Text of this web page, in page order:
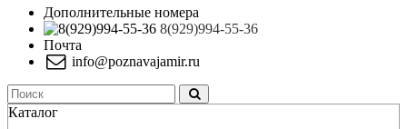
Дополнительные номера
8(929)994-55-36
Почта
info@poznavajamir.ru
Каталог